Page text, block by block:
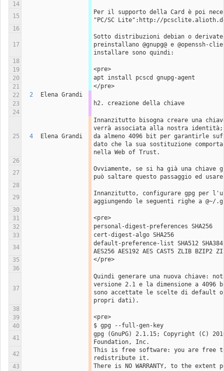
14
15
Per il supporto della Card è poi
"PC/SC Lite":http://
16
17
Sotto distribuzioni debian o
preinstallano @gnupg@ e @openssh-
installare sono quindi:
18
19
<pre>
20
apt install pcscd gnupg-agent
21
</pre>
22
2
Elena Grandi
23
h2. creazione della chiave
24
25 4 Elena Grandi
Innanzitutto bisogna creare una
verrà associata alla nostra identità;
da almeno 4096 bit per garantirle
dato che la sua sostituzione
nella Web of Trust.
26
27
Ovviamente, se si ha già una chiave
può saltare questo passaggio ed
28
29
Innanzitutto, configurare gpg per
aggiungendo le seguenti righe a @~/
30
31
<pre>
32
personal-digest-preferences SHA256
33
cert-digest-algo SHA256
34
default-preference-list SHA512 SHA384
AES256 AES192 AES CAST5 ZLIB BZIP2
35
</pre>
36
37
Quindi generare una nuova chiave:
versione 2.1 e la dimensione a
sono accettate le scelte di default
propri dati).
38
39
<pre>
40
$ gpg --full-gen-key
41
gpg (GnuPG) 2.1.15; Copyright (C)
Foundation, Inc.
42
This is free software: you are free to
redistribute it.
43
There is NO WARRANTY, to the extent